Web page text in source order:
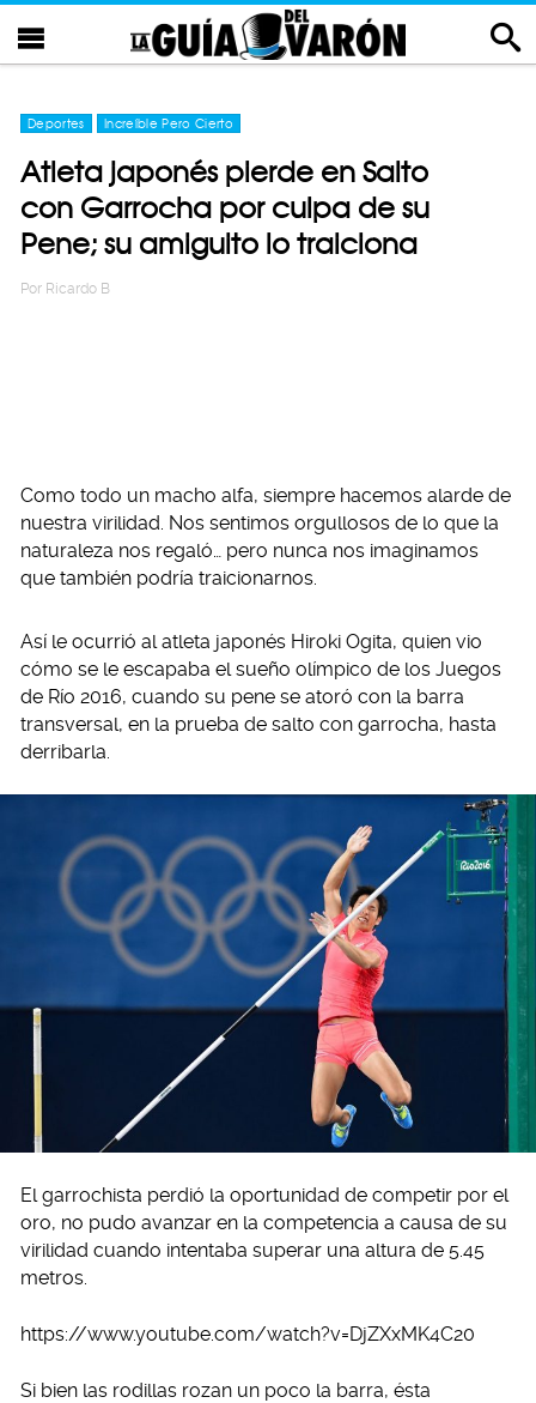
Deportes Increíble Pero Cierto
Atleta japonés pierde en Salto
con Garrocha por culpa de su
Pene; su amiguito lo traiciona
Por Ricardo B
Como todo un macho alfa, siempre hacemos alarde de
nuestra virilidad. Nos sentimos orgullosos de lo que la
naturaleza nos regaló… pero nunca nos imaginamos
que también podría traicionarnos.
Así le ocurrió al atleta japonés Hiroki Ogita, quien vio
cómo se le escapaba el sueño olímpico de los Juegos
de Río 2016, cuando su pene se atoró con la barra
transversal, en la prueba de salto con garrocha, hasta
derribarla.
El garrochista perdió la oportunidad de competir por el
oro, no pudo avanzar en la competencia a causa de su
virilidad cuando intentaba superar una altura de 5.45
metros.
https://www.youtube.com/watch?v=DjZXxMK4C20
Si bien las rodillas rozan un poco la barra, ésta